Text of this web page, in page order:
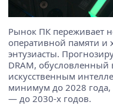
Рынок ПК переживает
оперативной памяти
энтузиасты.
DRAM,
искусственным
минимум до 2028 года,
— до 2030-х годов.